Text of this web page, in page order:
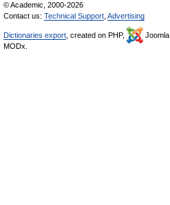
© Academic, 2000-2026
Contact us: Technical Support Advertising
Dictionaries export , created on PHP, Joomla,
MODx.